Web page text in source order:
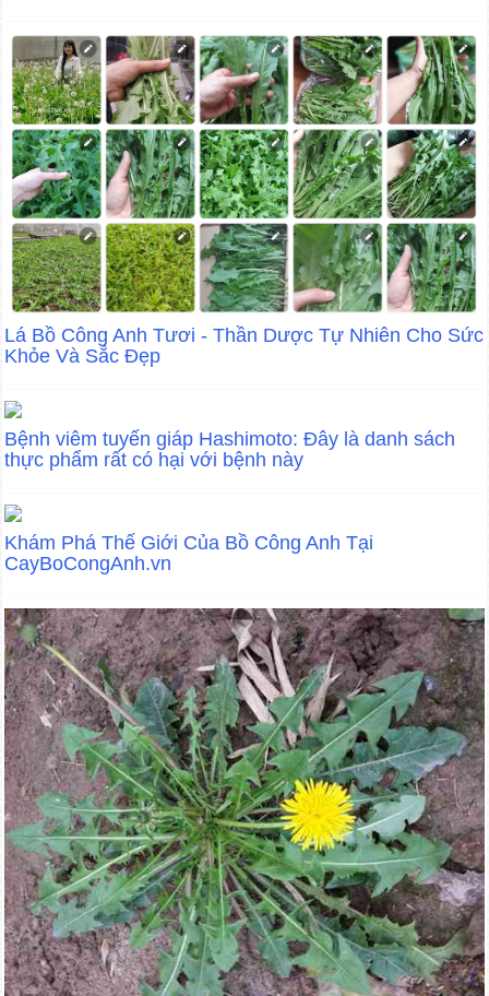
Lá Bồ Công Anh Tươi - Thần Dược Tự Nhiên Cho Sức
Khỏe Và Sắc Đẹp
Bệnh viêm tuyến giáp Hashimoto: Đây là danh sách
thực phẩm rất có hại với bệnh này
Khám Phá Thế Giới Của Bồ Công Anh Tại
CayBoCongAnh.vn